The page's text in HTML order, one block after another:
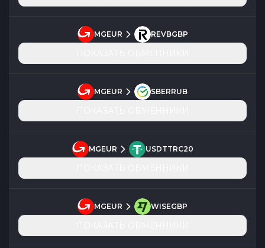
MGEUR REVBGBP
MGEUR SBERRUB
MGEUR USDTTRC20
MGEUR WISEGBP